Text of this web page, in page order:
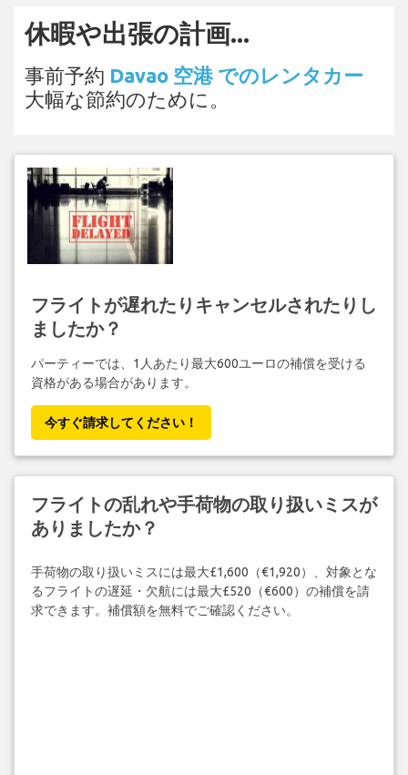
休暇や出張の計画...
事前予約 Davao 空港 でのレンタカー
大幅な節約のために。
フライトが遅れたりキャンセルされたりし
ましたか？
パーティーでは、1人あたり最大600ユーロの補償を受ける
資格がある場合があります。
今すぐ請求してください！
フライトの乱れや手荷物の取り扱いミスが
ありましたか？
手荷物の取り扱いミスには最大£1,600（€1,920）、対象とな
るフライトの遅延・欠航には最大£520（€600）の補償を請
求できます。補償額を無料でご確認ください。